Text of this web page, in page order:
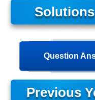
Question
Previous